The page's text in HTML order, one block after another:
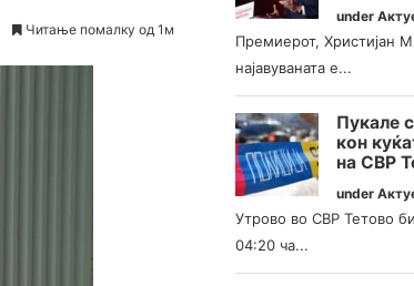
Читање помалку од 1м
under
Премиерот, Христијан
најавуваната е...
Пукале
кон
на СВР
under
Утрово во СВР Тетово
04:20 ча...